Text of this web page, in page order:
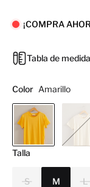
¡COMPRA
Tabla de
Color Amarillo
Talla
S M L